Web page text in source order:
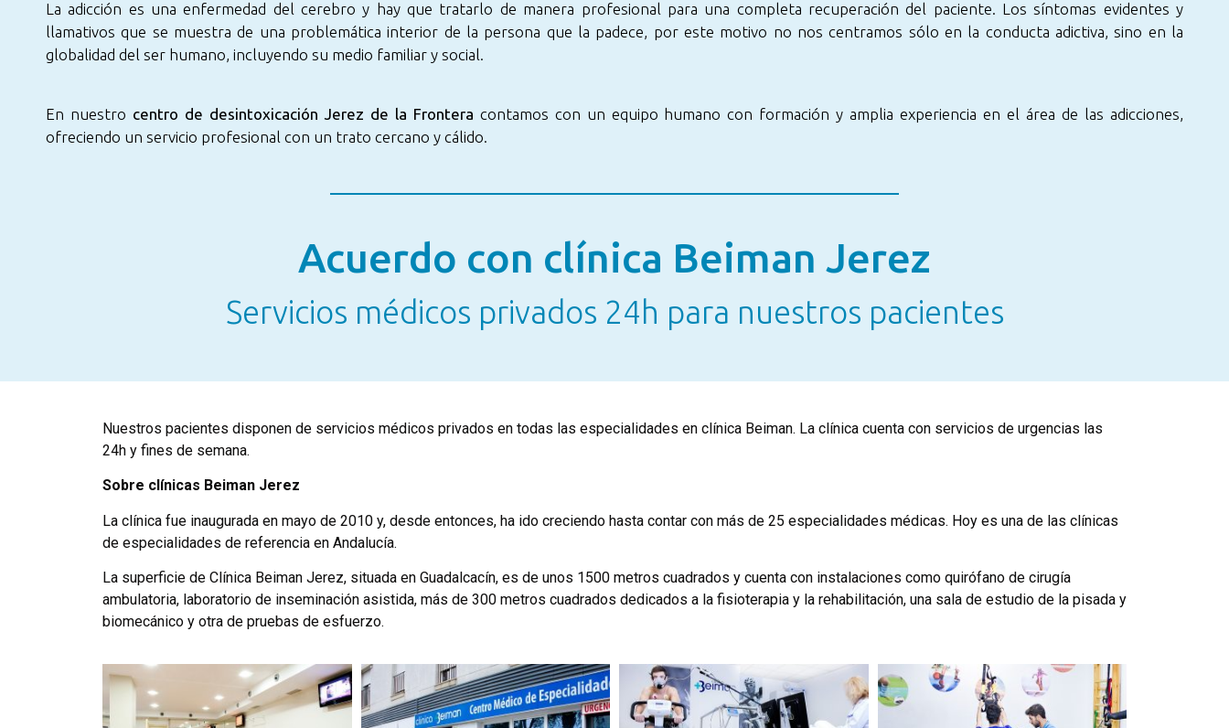
La adicción es una enfermedad del cerebro y hay que tratarlo de manera profesional para una completa recuperación del paciente. Los síntomas evidentes y
llamativos que se muestra de una problemática interior de la persona que la padece, por este motivo no nos centramos sólo en la conducta adictiva, sino en la
globalidad del ser humano, incluyendo su medio familiar y social.
En nuestro centro de desintoxicación Jerez de la Frontera contamos con un equipo humano con formación y amplia experiencia en el área de las adicciones,
ofreciendo un servicio profesional con un trato cercano y cálido.
Acuerdo con clínica Beiman Jerez
Servicios médicos privados 24h para nuestros pacientes
Nuestros pacientes disponen de servicios médicos privados en todas las especialidades en clínica Beiman. La clínica cuenta con servicios de urgencias las
24h y fines de semana.
Sobre clínicas Beiman Jerez
La clínica fue inaugurada en mayo de 2010 y, desde entonces, ha ido creciendo hasta contar con más de 25 especialidades médicas. Hoy es una de las clínicas
de especialidades de referencia en Andalucía.
La superficie de Clínica Beiman Jerez, situada en Guadalcacín, es de unos 1500 metros cuadrados y cuenta con instalaciones como quirófano de cirugía
ambulatoria, laboratorio de inseminación asistida, más de 300 metros cuadrados dedicados a la fisioterapia y la rehabilitación, una sala de estudio de la pisada y
biomecánico y otra de pruebas de esfuerzo.